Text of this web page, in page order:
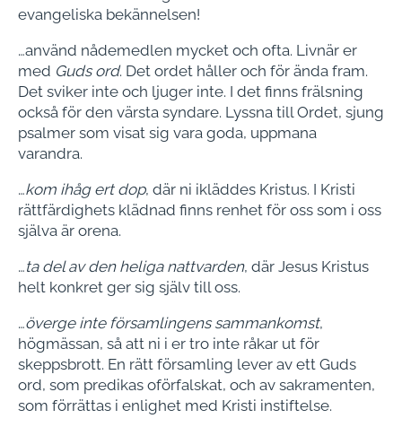
evangeliska bekännelsen!
…använd nådemedlen mycket och ofta. Livnär er
med Guds ord. Det ordet håller och för ända fram.
Det sviker inte och ljuger inte. I det finns frälsning
också för den värsta syndare. Lyssna till Or­det, sjung
psalmer som visat sig vara goda, uppmana
varandra.
…kom ihåg ert dop, där ni ikläddes Kris­tus. I Kristi
rättfärdighets klädnad finns renhet för oss som i oss
själva är orena.
…ta del av den heliga nattvarden, där Je­sus Kristus
helt konkret ger sig själv till oss.
…överge inte församlingens sammankomst,
högmässan, så att ni i er tro inte råkar ut för
skeppsbrott. En rätt församling lever av ett Guds
ord, som predikas o­förfalskat, och av sakramenten,
som för­rättas i enlighet med Kristi instiftelse.